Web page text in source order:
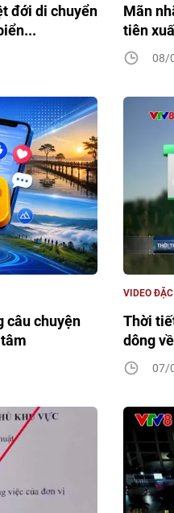
đới di chuyển
Mãn
tiên
08/
câu chuyện
Thời
dông
VIDEO
07/